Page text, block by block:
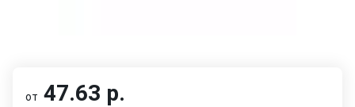
от 47.63 р.